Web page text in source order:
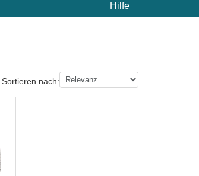
Hilfe
Sortieren nach: